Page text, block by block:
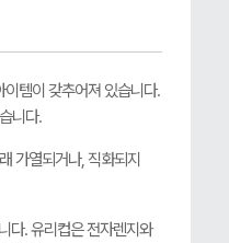
템이 갖추어져 있습니다.
니다.
가열되거나, 직화되지
. 유리컵은 전자렌지와